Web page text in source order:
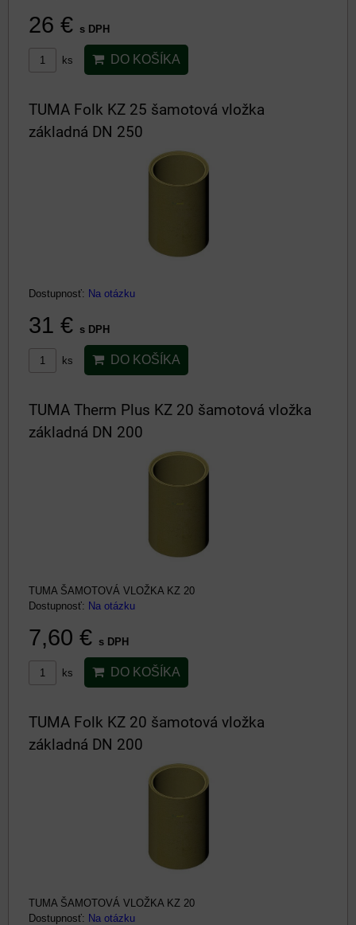
26 € s DPH
ks DO KOŠÍKA
TUMA Folk KZ 25 šamotová vložka
základná DN 250
Dostupnosť: Na otázku
31 € s DPH
ks DO KOŠÍKA
TUMA Therm Plus KZ 20 šamotová vložka
základná DN 200
TUMA ŠAMOTOVÁ VLOŽKA KZ 20
Dostupnosť: Na otázku
7,60 € s DPH
ks DO KOŠÍKA
TUMA Folk KZ 20 šamotová vložka
základná DN 200
TUMA ŠAMOTOVÁ VLOŽKA KZ 20
Dostupnosť: Na otázku